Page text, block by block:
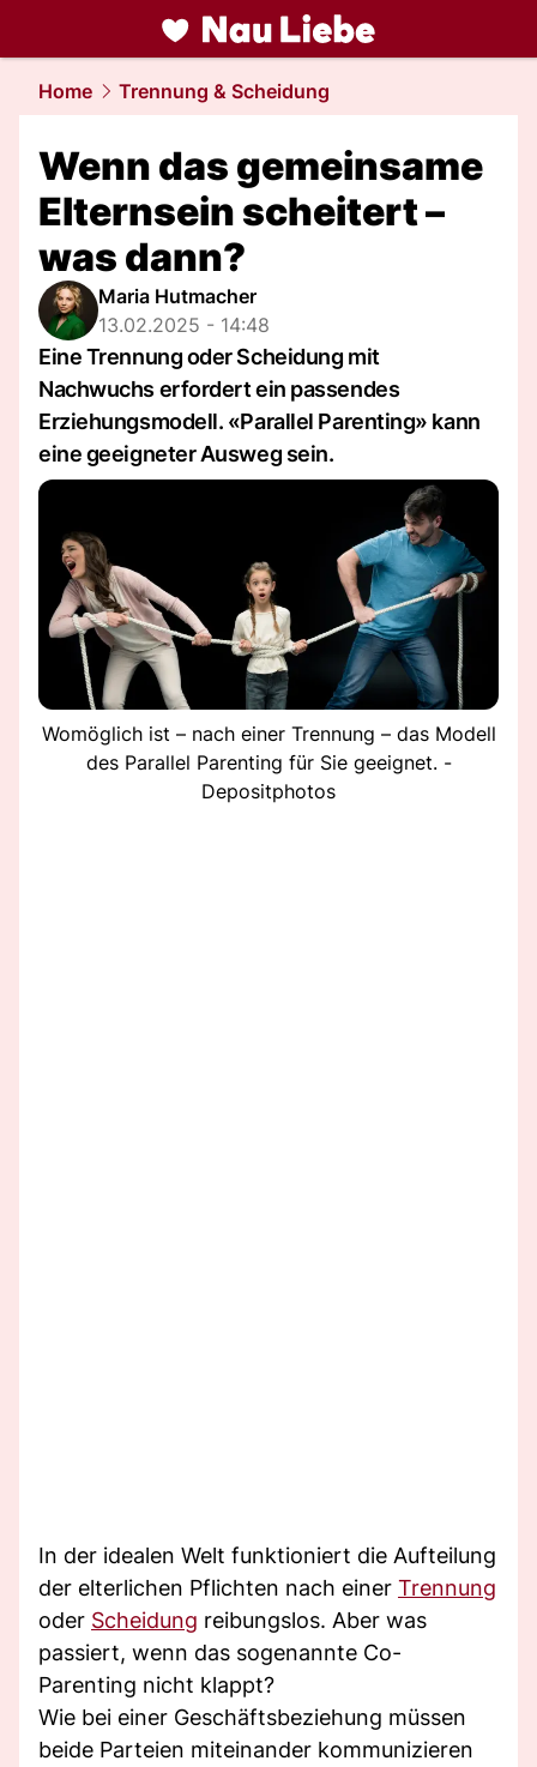
liebe.NAU.ch
Home Trennung & Scheidung
Wenn das gemeinsame
Elternsein scheitert –
was dann?
Maria Hutmacher
13.02.2025 - 14:48
Eine Trennung oder Scheidung mit
Nachwuchs erfordert ein passendes
Erziehungsmodell. «Parallel Parenting» kann
eine geeigneter Ausweg sein.
Womöglich ist – nach einer Trennung – das Modell
des Parallel Parenting für Sie geeignet. -
Depositphotos
In der idealen Welt funktioniert die Aufteilung
der elterlichen Pflichten nach einer Trennung
oder Scheidung reibungslos. Aber was
passiert, wenn das sogenannte Co-
Parenting nicht klappt?
Wie bei einer Geschäftsbeziehung müssen
beide Parteien miteinander kommunizieren